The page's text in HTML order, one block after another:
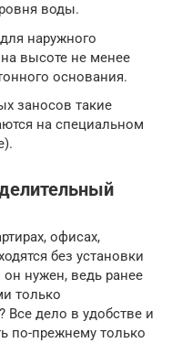
воды.
наружного
высоте не менее
основания.
заносов такие
на специальном
офисах,
без установки
нужен, ведь ранее
только
Все дело в удобстве и
по-прежнему только